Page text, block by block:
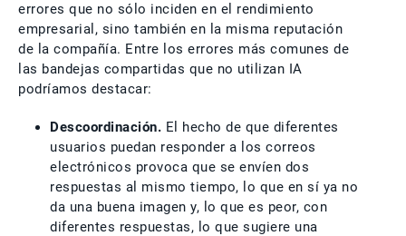
errores que no sólo inciden en el rendimiento
empresarial, sino también en la misma reputación
de la compañía. Entre los errores más comunes de
las bandejas compartidas que no utilizan IA
podríamos destacar:
Descoordinación. El hecho de que diferentes
usuarios puedan responder a los correos
electrónicos provoca que se envíen dos
respuestas al mismo tiempo, lo que en sí ya no
da una buena imagen y, lo que es peor, con
diferentes respuestas, lo que sugiere una